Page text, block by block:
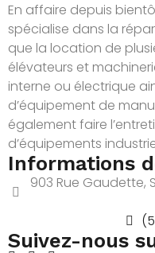
En affaire depuis
spécialise dans la
que la location de
élévateurs et
interne ou électrique
d’équipement de
également faire
d’équipements
Informations
903 Rue Gaudette,
Suivez-nous